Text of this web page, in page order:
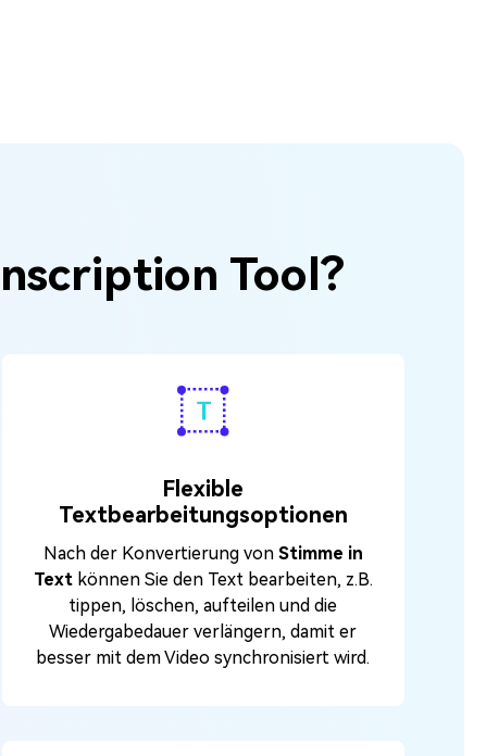
Tool?
Flexible
Textbearbeitungsoptionen
Nach der Konvertierung von Stimme in
Textkönnen Sie den Text bearbeiten, z.B.
tippen, löschen, aufteilen und die
Wiedergabedauer verlängern, damit er
besser mit dem Video synchronisiert wird.